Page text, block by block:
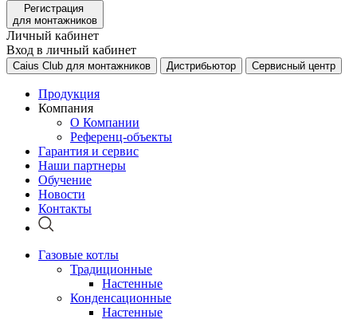
Регистрация
для монтажников
Личный кабинет
Вход в личный кабинет
Caius Club для монтажников Дистрибьютор Сервисный центр
Продукция
Компания
О Компании
Референц-объекты
Гарантия и сервис
Наши партнеры
Обучение
Новости
Контакты
Газовые котлы
Традиционные
Настенные
Конденсационные
Настенные